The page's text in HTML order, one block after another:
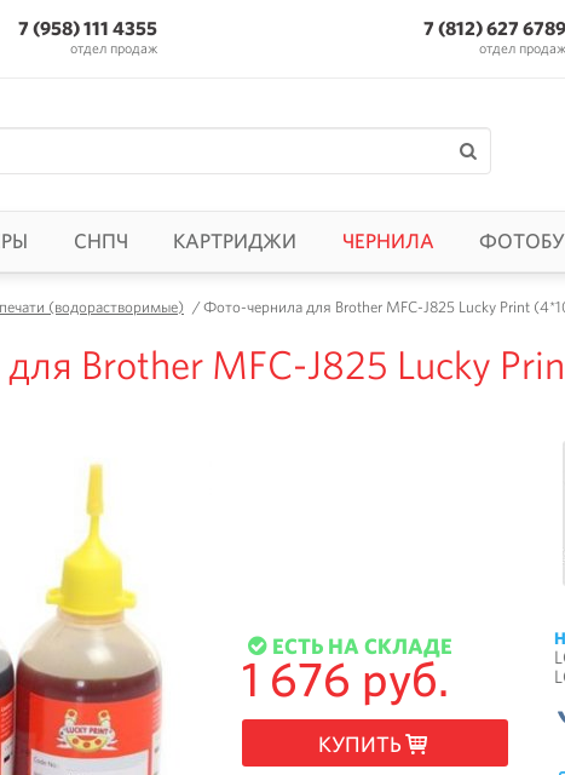
7 (958) 111 4355
отдел продаж
7 (812) 627 6789
отдел продаж
СНПЧ КАРТРИДЖИ ЧЕРНИЛА
(водорастворимые) /Фото-чернила для Brother MFC-J825 Lucky Print
Brother MFC-J825 Lucky
ЕСТЬ НА СКЛАДЕ
1 676 руб.
КУПИТЬ